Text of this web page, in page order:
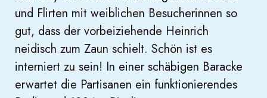
und Flirten mit weiblichen Besucherinnen so
gut, dass der vorbeiziehende Heinrich
neidisch zum Zaun schielt. Schön ist es
interniert zu sein! In einer schäbigen Baracke
erwartet die Partisanen ein funktionierendes